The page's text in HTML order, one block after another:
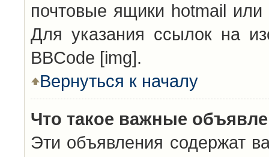
почтовые ящики hotmail
Для указания ссылок на
BBCode [img].
Вернуться к началу
Что такое важные
Эти объявления содержат